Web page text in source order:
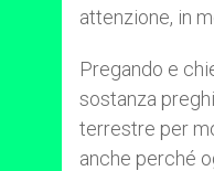
attenzione, in
Pregando e
sostanza
terrestre per
anche perché